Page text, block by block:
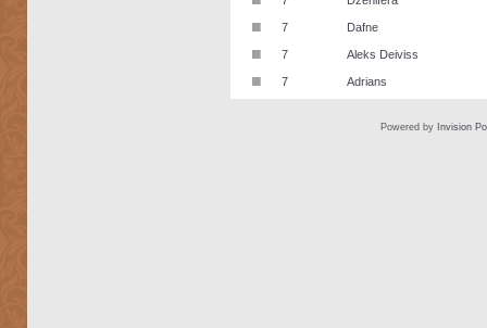
■ 7 Dafne
■ 7 Aleks Deiviss
■ 7 Adrians
Powered by Invision